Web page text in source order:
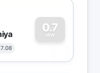
0.7
MW
0